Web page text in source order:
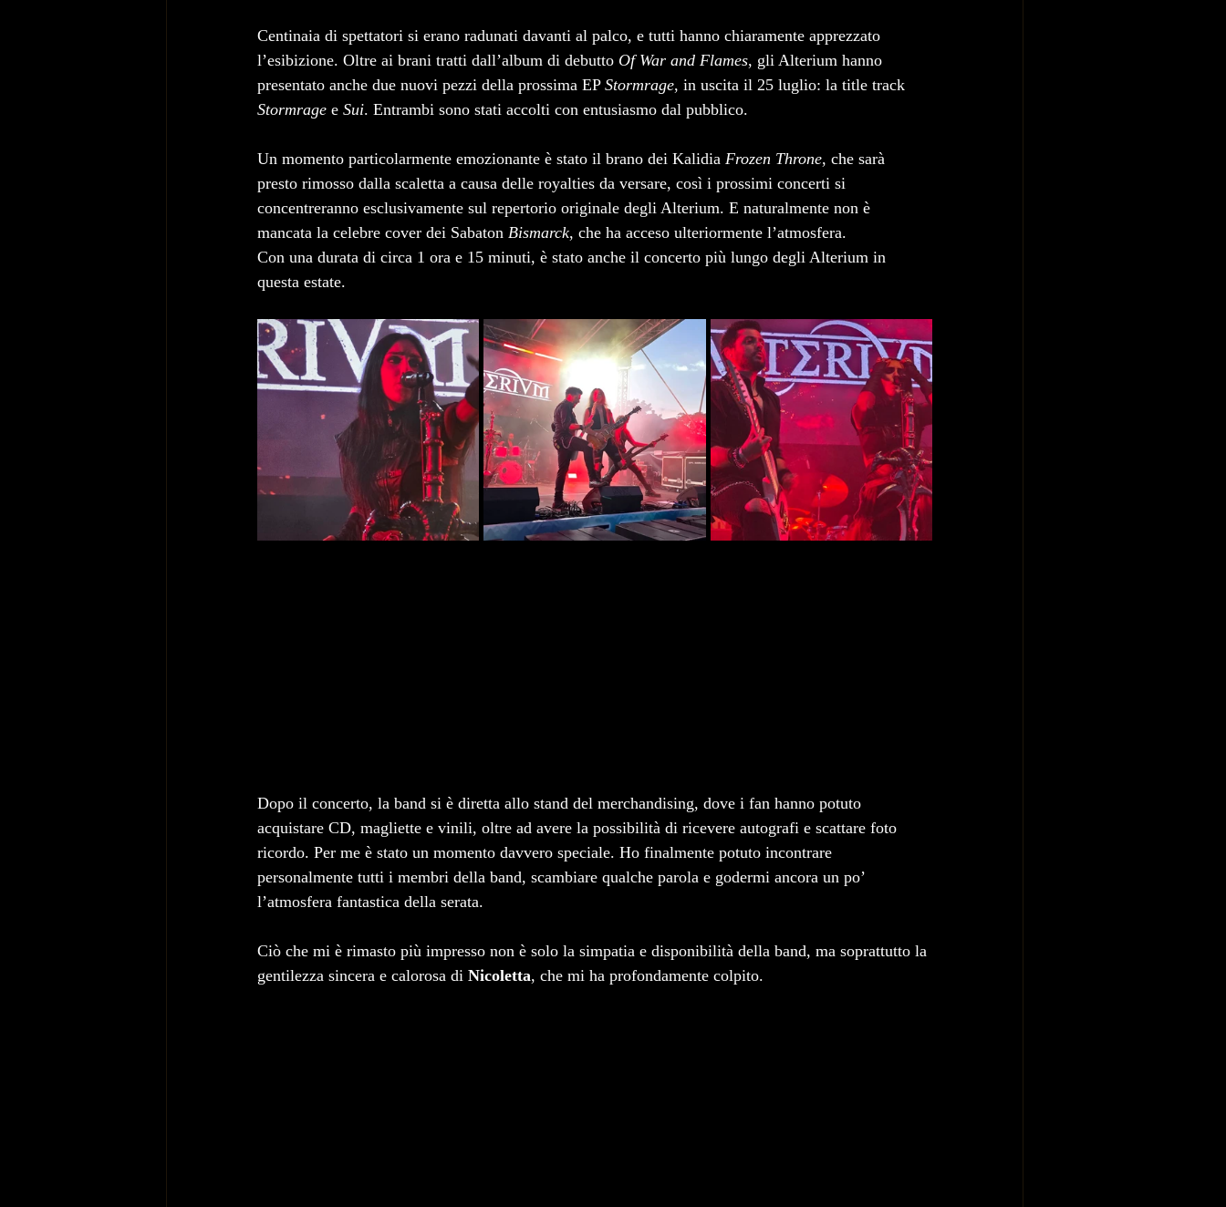
Centinaia di spettatori si erano radunati davanti al palco, e tutti hanno chiaramente apprezzato
l’esibizione. Oltre ai brani tratti dall’album di debutto Of War and Flames, gli Alterium hanno
presentato anche due nuovi pezzi della prossima EP Stormrage, in uscita il 25 luglio: la title track
Stormrage e Sui. Entrambi sono stati accolti con entusiasmo dal pubblico.
Un momento particolarmente emozionante è stato il brano dei Kalidia Frozen Throne, che sarà
presto rimosso dalla scaletta a causa delle royalties da versare, così i prossimi concerti si
concentreranno esclusivamente sul repertorio originale degli Alterium. E naturalmente non è
mancata la celebre cover dei Sabaton Bismarck, che ha acceso ulteriormente l’atmosfera.
Con una durata di circa 1 ora e 15 minuti, è stato anche il concerto più lungo degli Alterium in
questa estate.
Dopo il concerto, la band si è diretta allo stand del merchandising, dove i fan hanno potuto
acquistare CD, magliette e vinili, oltre ad avere la possibilità di ricevere autografi e scattare foto
ricordo. Per me è stato un momento davvero speciale. Ho finalmente potuto incontrare
personalmente tutti i membri della band, scambiare qualche parola e godermi ancora un po’
l’atmosfera fantastica della serata.
Ciò che mi è rimasto più impresso non è solo la simpatia e disponibilità della band, ma soprattutto la
gentilezza sincera e calorosa di Nicoletta, che mi ha profondamente colpito.